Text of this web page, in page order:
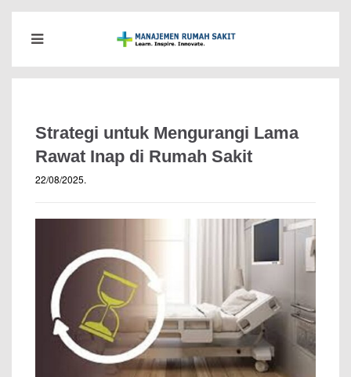
Strategi untuk Mengurangi Lama
Rawat Inap di Rumah Sakit
22/08/2025.